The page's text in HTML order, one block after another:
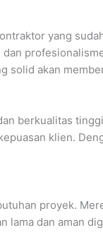
yang
akan
berkualitas
klien.
proyek.
dan aman